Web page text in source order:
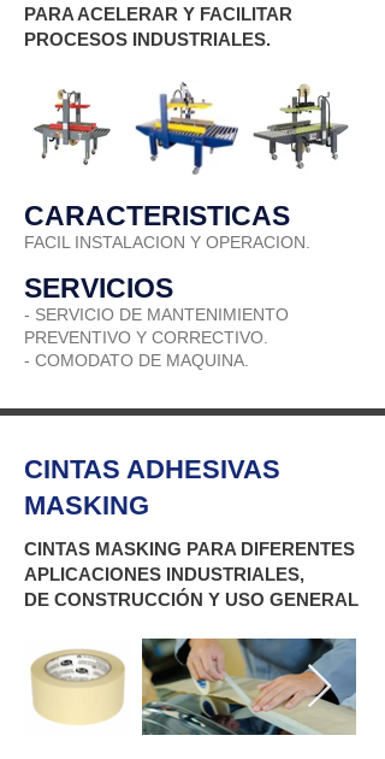
PARA ACELERAR Y FACILITAR
PROCESOS INDUSTRIALES.
CARACTERISTICAS
FACIL INSTALACION Y OPERACION.
SERVICIOS
- SERVICIO DE MANTENIMIENTO
PREVENTIVO Y CORRECTIVO.
- COMODATO DE MAQUINA.
CINTAS ADHESIVAS
MASKING
CINTAS MASKING PARA DIFERENTES
APLICACIONES INDUSTRIALES,
DE CONSTRUCCIÓN Y USO GENERAL